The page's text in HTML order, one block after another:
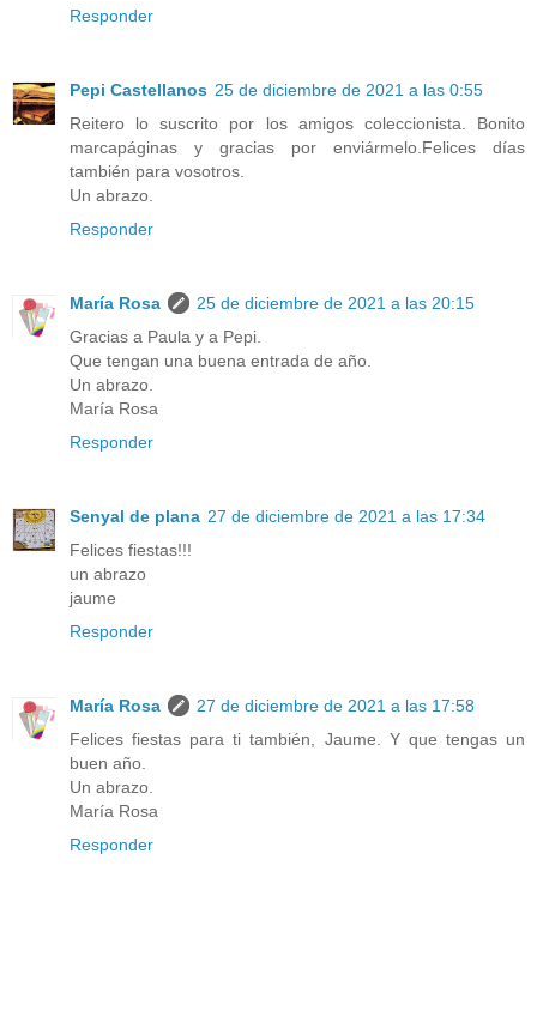
Responder
Pepi Castellanos 25 de diciembre de 2021 a las 0:55
Reitero lo suscrito por los amigos coleccionista. Bonito
marcapáginas y gracias por enviármelo.Felices días
también para vosotros.
Un abrazo.
Responder
María Rosa
25 de diciembre de 2021 a las 20:15
Gracias a Paula y a Pepi.
Que tengan una buena entrada de año.
Un abrazo.
María Rosa
Responder
Senyal de plana 27 de diciembre de 2021 a las 17:34
Felices fiestas!!!
un abrazo
jaume
Responder
María Rosa
27 de diciembre de 2021 a las 17:58
Felices fiestas para ti también, Jaume. Y que tengas un
buen año.
Un abrazo.
María Rosa
Responder